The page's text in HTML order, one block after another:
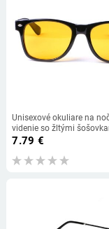
Unisexové okuliare na
videnie so žltými
vhodné na šoférovanie
7.79 €